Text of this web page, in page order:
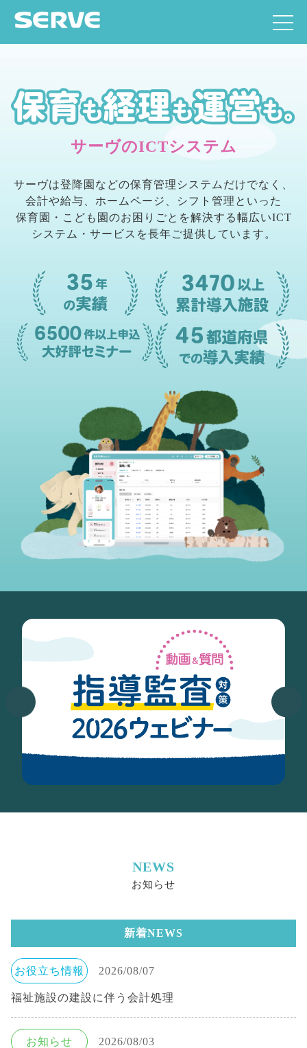
サーヴのICTシステム
サーヴは登降園などの保育管理システムだけでなく、
会計や給与、ホームページ、シフト管理といった
保育園・こども園のお困りごとを解決する幅広いICT
システム・サービスを長年ご提供しています。
NEWS
お知らせ
新着NEWS
お役立ち情報 2026/08/07
福祉施設の建設に伴う会計処理
お知らせ 2026/08/03